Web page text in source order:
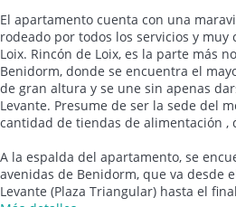
El apartamento cuenta con una
rodeado por todos los servicios y muy
Loix. Rincón de Loix, es la parte más
Benidorm, donde se encuentra el
de gran altura y se une sin apenas
Levante. Presume de ser la sede del
cantidad de tiendas de alimentación ,
A la espalda del apartamento, se
avenidas de Benidorm, que va desde
Levante (Plaza Triangular) hasta el